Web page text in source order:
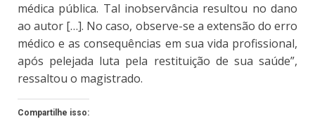
médica pública. Tal inobservância resultou no dano
ao autor […]. No caso, observe-se a extensão do erro
médico e as consequências em sua vida profissional,
após pelejada luta pela restituição de sua saúde”,
ressaltou o magistrado.
Compartilhe isso: